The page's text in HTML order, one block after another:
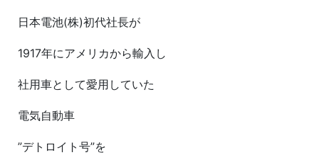
日本電池(株)初代社長が
1917年にアメリカから輸入し
社用車として愛用していた
電気自動車
”デトロイト号”を